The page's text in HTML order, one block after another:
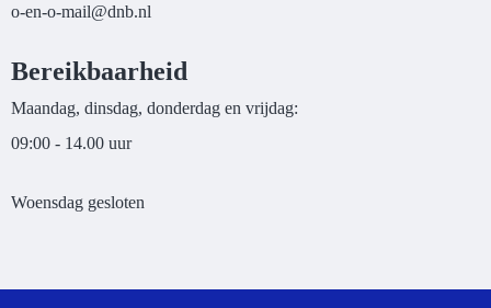
liam-o-ne-o@dnb.nl
Bereikbaarheid
Maandag, dinsdag, donderdag en vrijdag:
09:00 - 14.00 uur
Woensdag gesloten